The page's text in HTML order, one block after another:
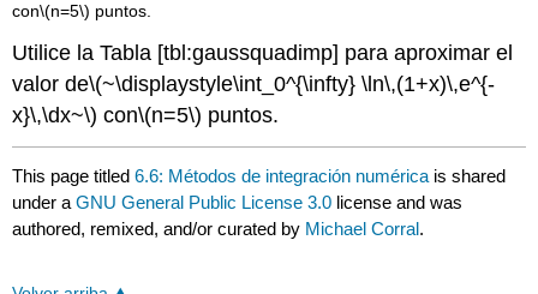
con\(n=5\) puntos.
Utilice la Tabla [tbl:gaussquadimp] para aproximar el
valor de\(~\displaystyle\int_0^{\infty} \ln\,(1+x)\,e^{-
x}\,\dx~\) con\(n=5\) puntos.
This page titled6.6: Métodos de integración numérica is shared
under aGNU General Public License 3.0 license and was
authored, remixed, and/or curated by Michael Corral.